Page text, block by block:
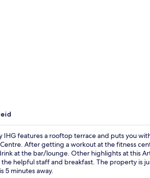
IHG features a rooftop terrace and puts you
After getting a workout at the fitness
at the bar/lounge. Other highlights at this
helpful staff and breakfast. The property is
5 minutes away.